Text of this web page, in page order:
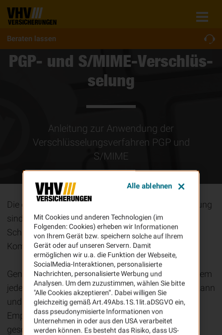
Beraten lassen
PGP- und S/MIME-Ver­schlüs­
se­lung
Anleitung zur Anwendung der
Verschlüsselungsverfahren PGP und
S/MIME
Die gängigsten Verfahren zur E-Mail-Verschlüsselung
sind PGP und S/MIME, die die Installation von
Schlüsseln auf beiden Seiten der
Kommunikationspartner voraussetzen.
Genutzt wird dazu ein öffentlicher Schlüssel, mit dem
jeder die Daten für den Empfänger verschlüsseln kann
und ein privater geheimer Schlüssel, den nur der
Empfänger besitzt und der durch ein Kennwort
geschützt ist. Nachrichten an einen Empfänger
Mit Cookies und anderen Technologien (im
Folgenden: Cookies) erheben wir Informationen
von Ihrem Gerät bzw. speichern solche auf Ihrem
Gerät oder auf unseren Servern. Damit
ermöglichen wir u.a. die Funktion der Webseite,
SocialMedia-Interaktionen, personalisierte
Nachrichten, personalisierte Werbung und
Analysen. Um dem zuzustimmen, wählen Sie bitte
"Alle Cookies akzeptieren“. Dabei willigen Sie
gleichzeitig gemäß Art.49Abs.1S.1lit.aDSGVO ein,
dass pseudonymisierte Informationen von
Unternehmen in oder aus den USA verarbeitet
werden können. Es besteht das Risiko, dass US-
Alle ablehnen